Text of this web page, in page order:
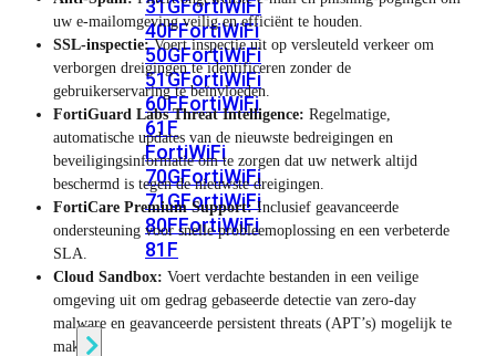
31GFortiWiFi
40FFortiWiFi
50GFortiWiFi
51GFortiWiFi
60FFortiWiFi
61F
FortiWiFi
70GFortiWiFi
71GFortiWiFi
80FFortiWiFi
81F
Licentie
uw e-mailomgeving veilig en efficiënt te houden.
SSL-inspectie:Voert inspectie uit op versleuteld verkeer om
verborgen dreigingen te identificeren zonder de
gebruikerservaring te beïnvloeden.
FortiGuard Labs Threat Intelligence: Regelmatige,
automatische updates van de nieuwste bedreigingen en
beveiligingsinformatie om te zorgen dat uw netwerk altijd
beschermd is tegen de nieuwste dreigingen.
FortiCare Premium Support:Inclusief geavanceerde
ondersteuning voor snelle probleemoplossing en een verbeterde
SLA.
Cloud Sandbox: Voert verdachte bestanden in een veilige
omgeving uit om gedrag gebaseerde detectie van zero-day
malware en geavanceerde persistent threats (APT’s) mogelijk te
maken.